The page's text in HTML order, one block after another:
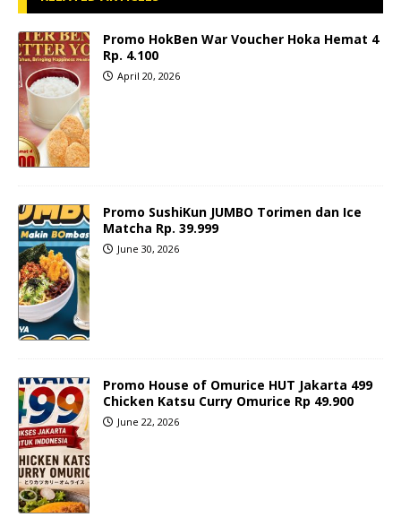
Promo HokBen War Voucher Hoka Hemat 4
Rp. 4.100
April 20, 2026
Promo SushiKun JUMBO Torimen dan Ice
Matcha Rp. 39.999
June 30, 2026
Promo House of Omurice HUT Jakarta 499
Chicken Katsu Curry Omurice Rp 49.900
June 22, 2026